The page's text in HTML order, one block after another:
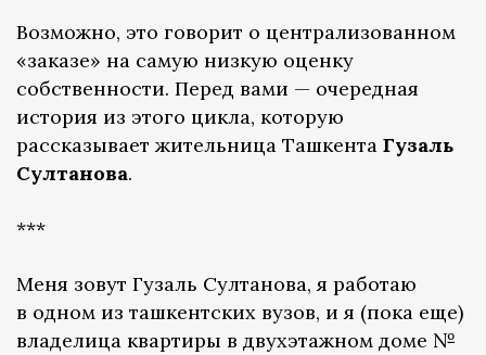
Возможно, это говорит о централизованном
«заказе» на самую низкую оценку
собственности. Перед вами — очередная
история из этого цикла, которую
рассказывает жительница Ташкента Гузаль
Султанова.
***
Меня зовут Гузаль Султанова, я работаю
в одном из ташкентских вузов, и я (пока еще)
владелица квартиры в двухэтажном доме №